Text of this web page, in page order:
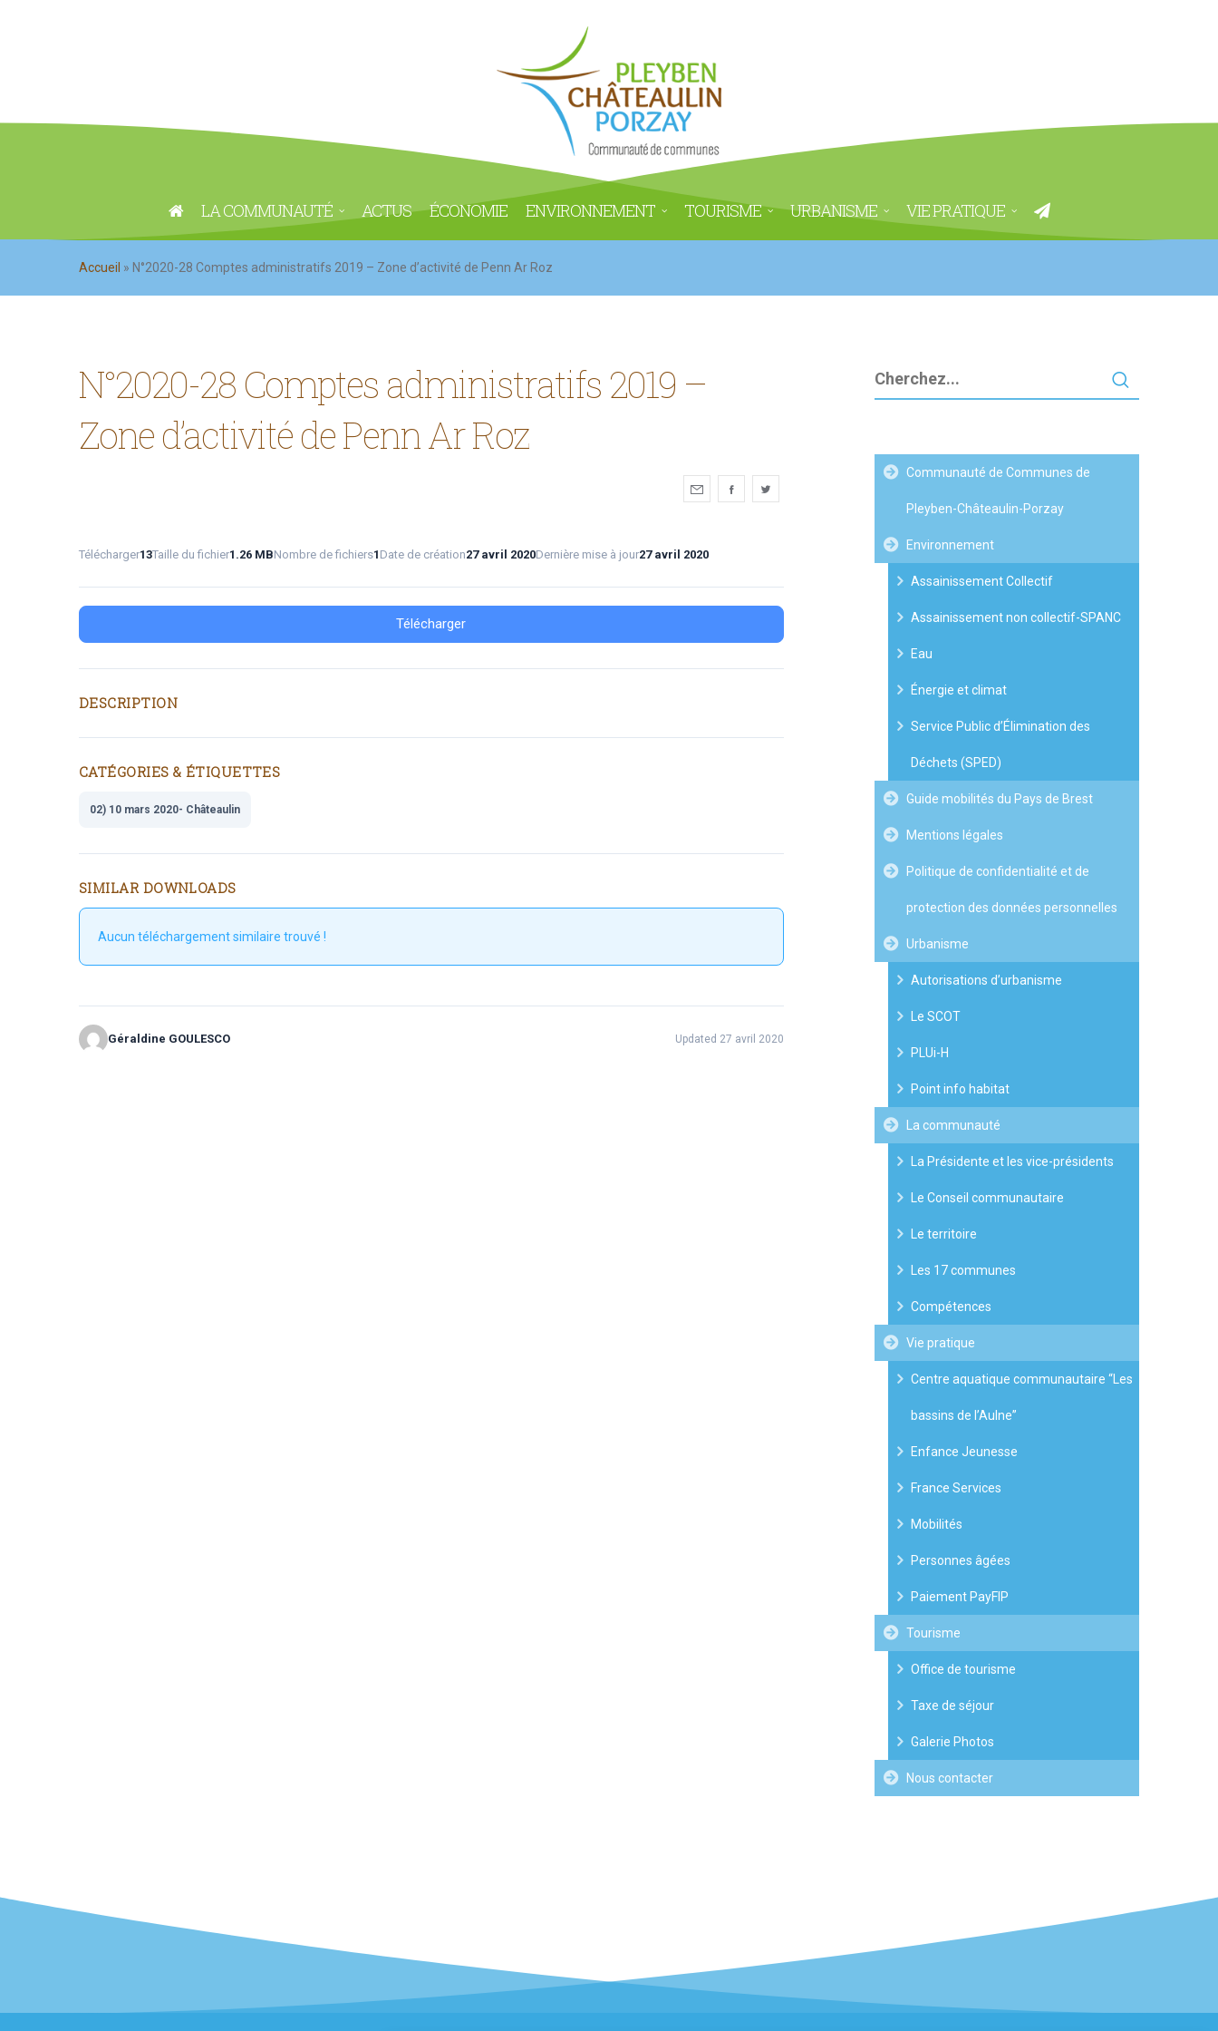
LA COMMUNAUTÉ ACTUS ÉCONOMIE ENVIRONNEMENT TOURISME URBANISME VIE PRATIQUE
Accueil » N°2020-28 Comptes administratifs 2019 – Zone d’activité de Penn Ar Roz
N°2020-28 Comptes administratifs 2019 –
Zone d’activité de Penn Ar Roz
Télécharger13Taille du fichier1.26 MBNombre de fichiers1 Date de création27 avril 2020Dernière mise à jour27 avril 2020
Télécharger
DESCRIPTION
CATÉGORIES & ÉTIQUETTES
02) 10 mars 2020- Châteaulin
SIMILAR DOWNLOADS
Aucun téléchargement similaire trouvé !
Géraldine GOULESCO Updated 27 avril 2020
Communauté de Communes de
Pleyben-Châteaulin-Porzay
Environnement
Assainissement Collectif
Assainissement non collectif-SPANC
Eau
Énergie et climat
Service Public d’Élimination des
Déchets (SPED)
Guide mobilités du Pays de Brest
Mentions légales
Politique de confidentialité et de
protection des données personnelles
Urbanisme
Autorisations d’urbanisme
Le SCOT
PLUi-H
Point info habitat
La communauté
La Présidente et les vice-présidents
Le Conseil communautaire
Le territoire
Les 17 communes
Compétences
Vie pratique
Centre aquatique communautaire “Les
bassins de l’Aulne”
Enfance Jeunesse
France Services
Mobilités
Personnes âgées
Paiement PayFIP
Tourisme
Office de tourisme
Taxe de séjour
Galerie Photos
Nous contacter